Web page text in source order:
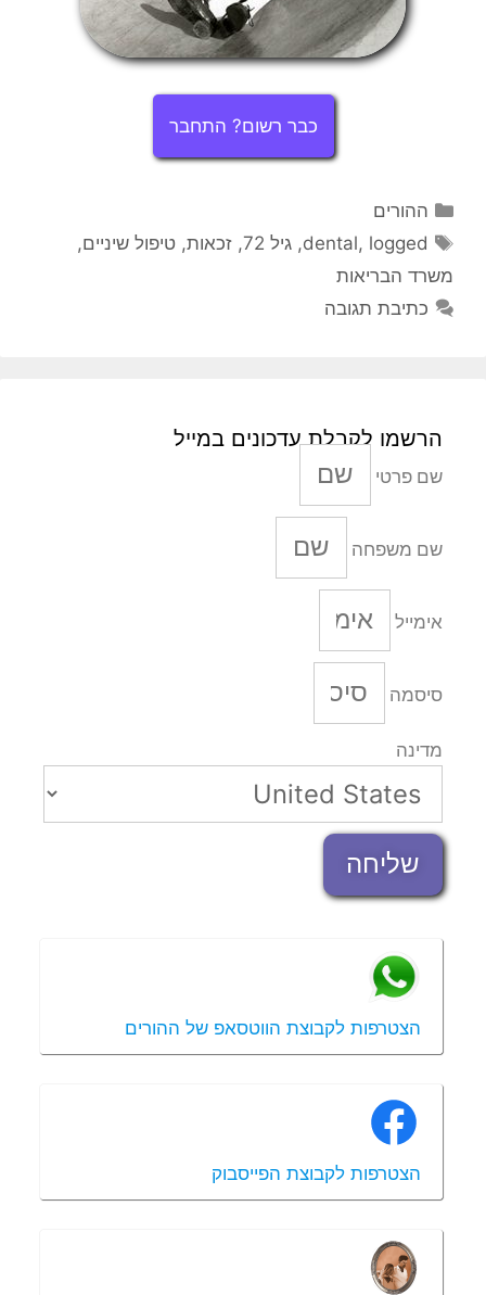
כבר רשום? התחבר
קטגוריות
ההורים
תגיות
dental, logged
,גיל 72 ,זכאות,טיפול שיניים,
משרד הבריאות
כתיבת תגובה
הרשמו לקבלת עדכונים במייל
שם פרטי
שם משפחה
אימייל
סיסמה
מדינה
שליחה
הצטרפות לקבוצת הווטסאפ של ההורים
הצטרפות לקבוצת הפייסבוק